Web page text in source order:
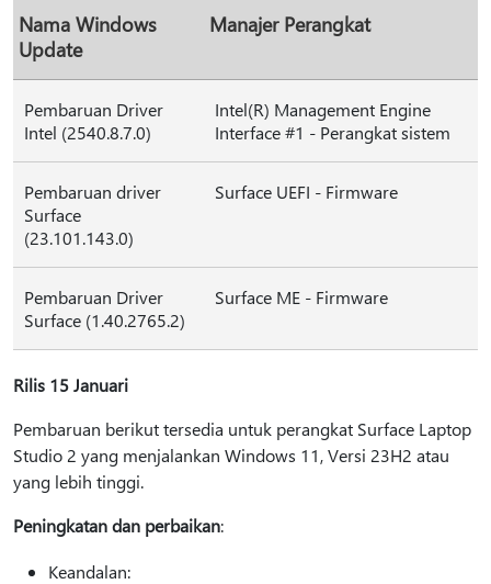
Nama Windows
Update
Manajer Perangkat
Pembaruan Driver
Intel (2540.8.7.0)
Intel(R) Management Engine
Interface #1 - Perangkat sistem
Pembaruan driver
Surface
(23.101.143.0)
Surface UEFI - Firmware
Pembaruan Driver
Surface (1.40.2765.2)
Surface ME - Firmware
Rilis 15 Januari
Pembaruan berikut tersedia untuk perangkat Surface Laptop
Studio 2 yang menjalankan Windows 11, Versi 23H2 atau
yang lebih tinggi.
Peningkatan dan perbaikan:
Keandalan: